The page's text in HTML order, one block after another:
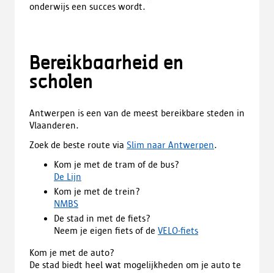
onderwijs een succes wordt.
Bereikbaarheid en
scholen
Antwerpen is een van de meest bereikbare steden in
Vlaanderen.
Zoek de beste route via Slim naar Antwerpen.
Kom je met de tram of de bus?
De Lijn
Kom je met de trein?
NMBS
De stad in met de fiets?
Neem je eigen fiets of de VELO-fiets
Kom je met de auto?
De stad biedt heel wat mogelijkheden om je auto te